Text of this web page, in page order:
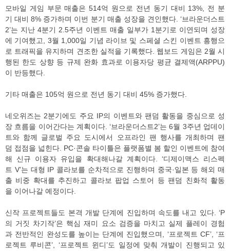
모바일 게임 부문 매출은 514억 원으로 전년 동기 대비 13%, 전 분
기 대비 8% 증가하며 이번 분기 매출 성장을 견인했다. ‘브라운더스트
2’는 지난 4분기 2.5주년 이벤트 매출 일부가 1분기로 이연되며 성장
에 기여했고, 3월 1,000일 기념 라이브 및 스페셜 스킨 이벤트 흥행으
로 트래픽을 유지하며 견조한 실적을 기록했다. 웹보드 게임은 2월 시
행된 한도 상향 등 규제 완화 효과로 이용자당 평균 결제액(ARPPU)
이 반등했다.
기타 매출은 105억 원으로 전년 동기 대비 45% 증가했다.
네오위즈는 2분기에도 주요 IP의 이벤트와 팬덤 활동을 중심으로 성
장 흐름을 이어간다는 계획이다. ‘브라운더스트2’는 6월 3주년 업데이
트와 함께 글로벌 주요 도시에서 오프라인 팬 행사를 개최하며 팬
덤 접점을 넓힌다. PC·콘솔 타이틀은 플랫폼별 봄 할인 이벤트에 참여
해 신규 이용자 유입을 확대해나갈 계획이다. ‘디제이맥스 리스펙
트 V’는 대형 IP 콜라보를 순차적으로 진행하며 중국·일본 등 해외 매
출 비중 확대를 추진하고 콜라보 팝업 스토어 등 팬덤 친화적 활동
을 이어나갈 예정이다.
신작 프로젝트들도 본격 개발 단계에 진입하며 속도를 내고 있다. ‘P
의 거짓 차기작’은 핵심 재미 요소 검증을 마치고 실제 플레이 경험
과 전반적인 완성도를 높이는 단계에 진입했으며, ‘프로젝트 CF’, ‘프
로젝트 루비콘’, ‘프로젝트 윈디’도 일정에 맞춰 개발이 진행되고 있